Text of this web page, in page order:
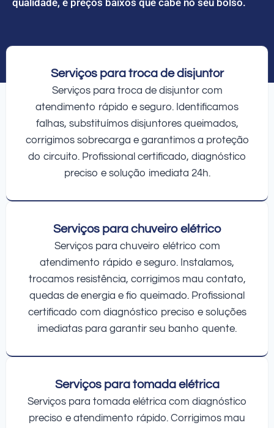
Serviços para troca de disjuntor
Serviços para troca de disjuntor com
atendimento rápido e seguro. Identificamos
falhas, substituímos disjuntores queimados,
corrigimos sobrecarga e garantimos a proteção
do circuito. Profissional certificado, diagnóstico
preciso e solução imediata 24h.
Serviços para chuveiro elétrico
Serviços para chuveiro elétrico com
atendimento rápido e seguro. Instalamos,
trocamos resistência, corrigimos mau contato,
quedas de energia e fio queimado. Profissional
certificado com diagnóstico preciso e soluções
imediatas para garantir seu banho quente.
Serviços para tomada elétrica
Serviços para tomada elétrica com diagnóstico
preciso e atendimento rápido. Corrigimos mau